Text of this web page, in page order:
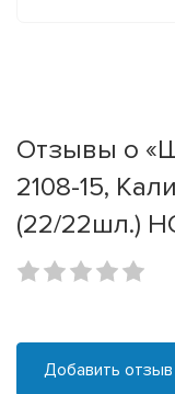
Отзывы о
2108-15,
(22/22шл.)
Добавить отзыв